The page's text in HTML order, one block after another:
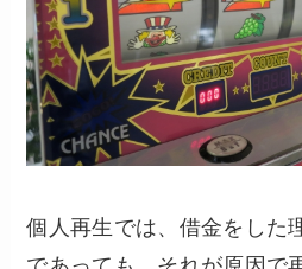
個人再生では、借金をした